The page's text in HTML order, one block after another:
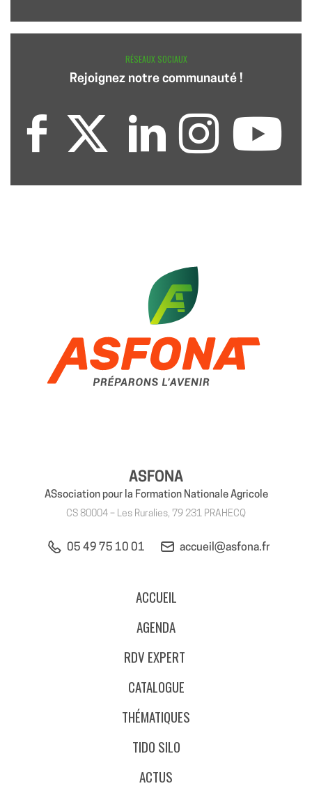
RÉSEAUX SOCIAUX
Rejoignez notre communauté !
ASFONA
ASsociation pour la Formation Nationale Agricole
CS 80004 – Les Ruralies, 79 231 PRAHECQ
05 49 75 10 01 accueil@asfona.fr
ACCUEIL
AGENDA
RDV EXPERT
CATALOGUE
THÉMATIQUES
TIDO SILO
ACTUS